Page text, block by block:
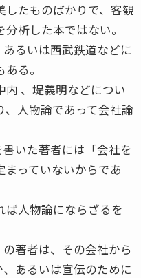
したものばかりで、客観
析した本ではない。
るいは西武鉄道などに
る。
内 、堤義明などについ
人物論であって会社論
いた著者には「会社を
まっていないからであ
ば人物論にならざるを
著者は、その会社から
あるいは宣伝のために